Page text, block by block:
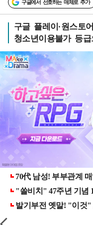
구글에서 선호하는 매체로 추가
구글 플레이·원스토
청소년이용불가 등